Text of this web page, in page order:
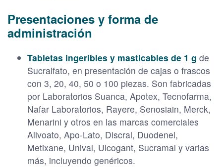
Presentaciones y forma de
administración
Tabletas ingeribles y masticables de 1 g de
Sucralfato, en presentación de cajas o frascos
con 3, 20, 40, 50 o 100 piezas. Son fabricadas
por Laboratorios Suanca, Apotex, Tecnofarma,
Nafar Laboratorios, Rayere, Senosiain, Merck,
Menarini y otros en las marcas comerciales
Alivoato, Apo-Lato, Discral, Duodenel,
Metixane, Unival, Ulcogant, Sucramal y varias
más, incluyendo genéricos.